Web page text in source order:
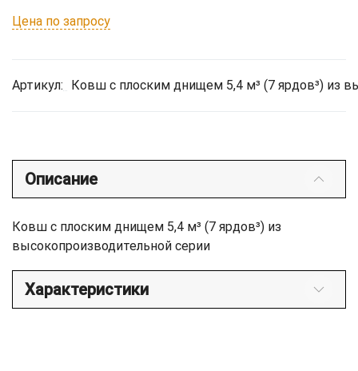
Цена по запросу
Артикул: Ковш с плоским днищем 5,4 м³ (7 ярдов³) из
Описание
Ковш с плоским днищем 5,4 м³ (7 ярдов³) из
высокопроизводительной серии
Характеристики